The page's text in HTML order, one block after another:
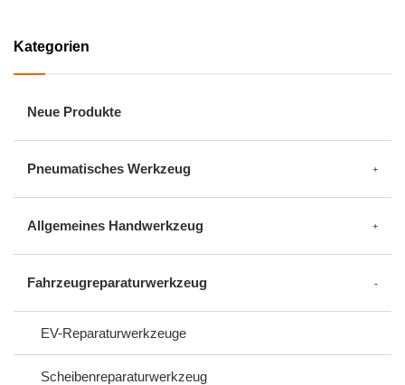
Kategorien
Neue Produkte
Pneumatisches Werkzeug
Allgemeines Handwerkzeug
Fahrzeugreparaturwerkzeug
EV-Reparaturwerkzeuge
Scheibenreparaturwerkzeug